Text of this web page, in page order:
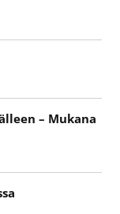
– Mukana